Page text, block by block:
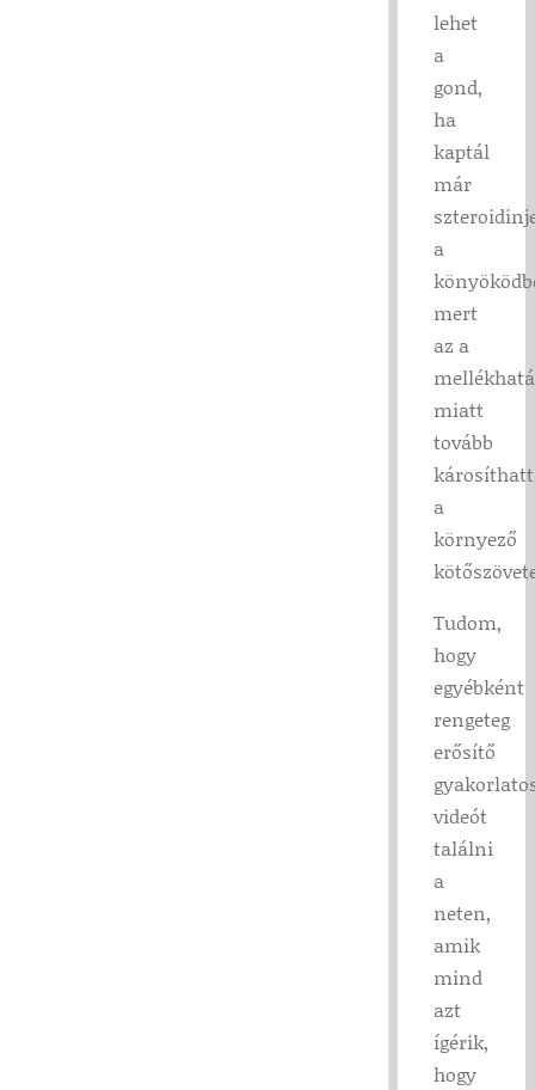
lehet
a
gond,
ha
kaptál
már
a
mert
az a
miatt
tovább
a
környező
Tudom,
hogy
egyébként
rengeteg
erősítő
videót
találni
a
neten,
amik
mind
azt
ígérik,
hogy